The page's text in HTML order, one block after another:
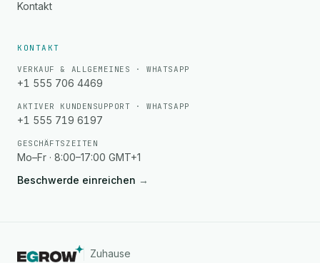
Kontakt
KONTAKT
VERKAUF & ALLGEMEINES · WHATSAPP
+1 555 706 4469
AKTIVER KUNDENSUPPORT · WHATSAPP
+1 555 719 6197
GESCHÄFTSZEITEN
Mo–Fr · 8:00–17:00 GMT+1
Beschwerde einreichen →
Zuhause